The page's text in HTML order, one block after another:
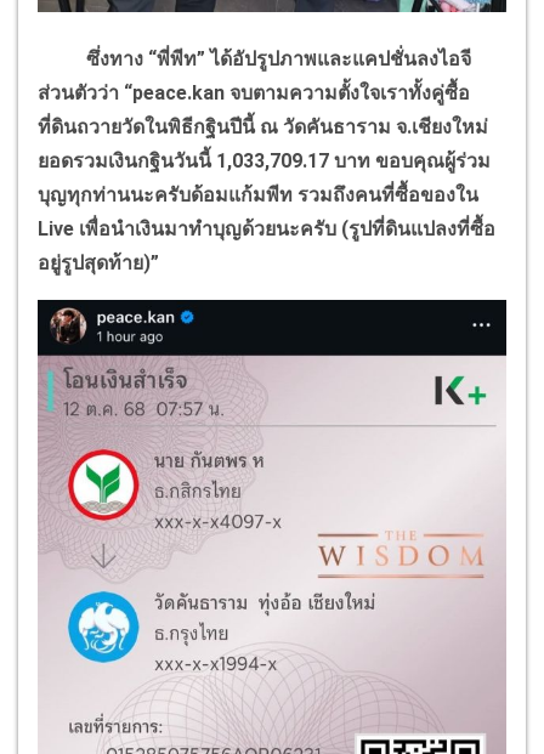
ซึ่งทาง “พี่พีท” ได้อัปรูปภาพและแคปชั่นลงไอจี
ส่วนตัวว่า “peace.kan จบตามความตั้งใจเราทั้งคู่ซื้อ
ที่ดินถวายวัดในพิธีกฐินปีนี้ ณ วัดคันธาราม จ.เชียงใหม่
ยอดรวมเงินกฐินวันนี้ 1,033,709.17 บาท ขอบคุณผู้ร่วม
บุญทุกท่านนะครับด้อมแก้มพีท รวมถึงคนที่ซื้อของใน
Live เพื่อนำเงินมาทำบุญด้วยนะครับ (รูปที่ดินแปลงที่ซื้อ
อยู่รูปสุดท้าย)”